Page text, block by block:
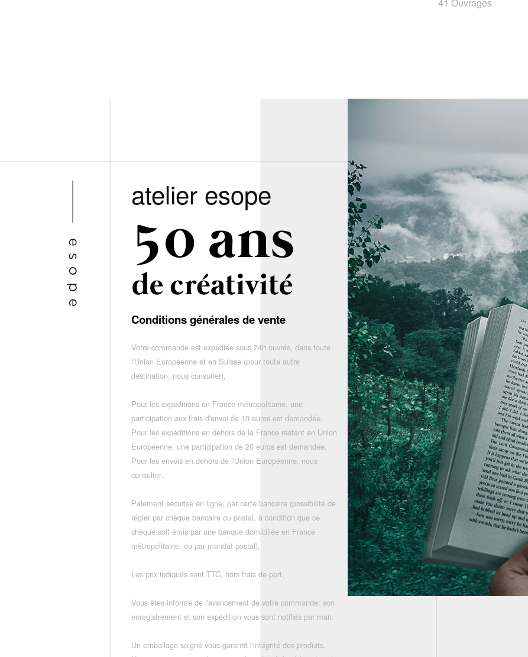
atelier esope
Conditions générales de vente
Votre commande est expédiée sous 24h ouvrés, dans toute
l'Union Européenne et en Suisse (pour toute autre
destination, nous consulter),
Pour les expéditions en France métropolitaine, une
participation aux frais d'envoi de 10 euros est demandée.
Pour les expéditions en dehors de la France restant en Union
Européenne, une participation de 20 euros est demandée.
Pour les envois en dehors de l'Union Européenne, nous
consulter.
Paiement sécurisé en ligne, par carte bancaire (possibilité de
régler par chèque bancaire ou postal, à condition que ce
chèque soit émis par une banque domiciliée en France
métropolitaine, ou par mandat postal),
Les prix indiqués sont TTC, hors frais de port,
Vous êtes informé de l'avancement de votre commande: son
enregistrement et son expédition vous sont notifiés par mail.
Un emballage soigné vous garantit l'intégrité des produits.